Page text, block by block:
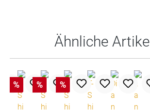
Ähnliche Artikel
% % %